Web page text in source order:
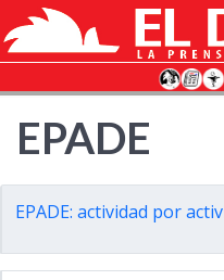
EPADE
EPADE: actividad por